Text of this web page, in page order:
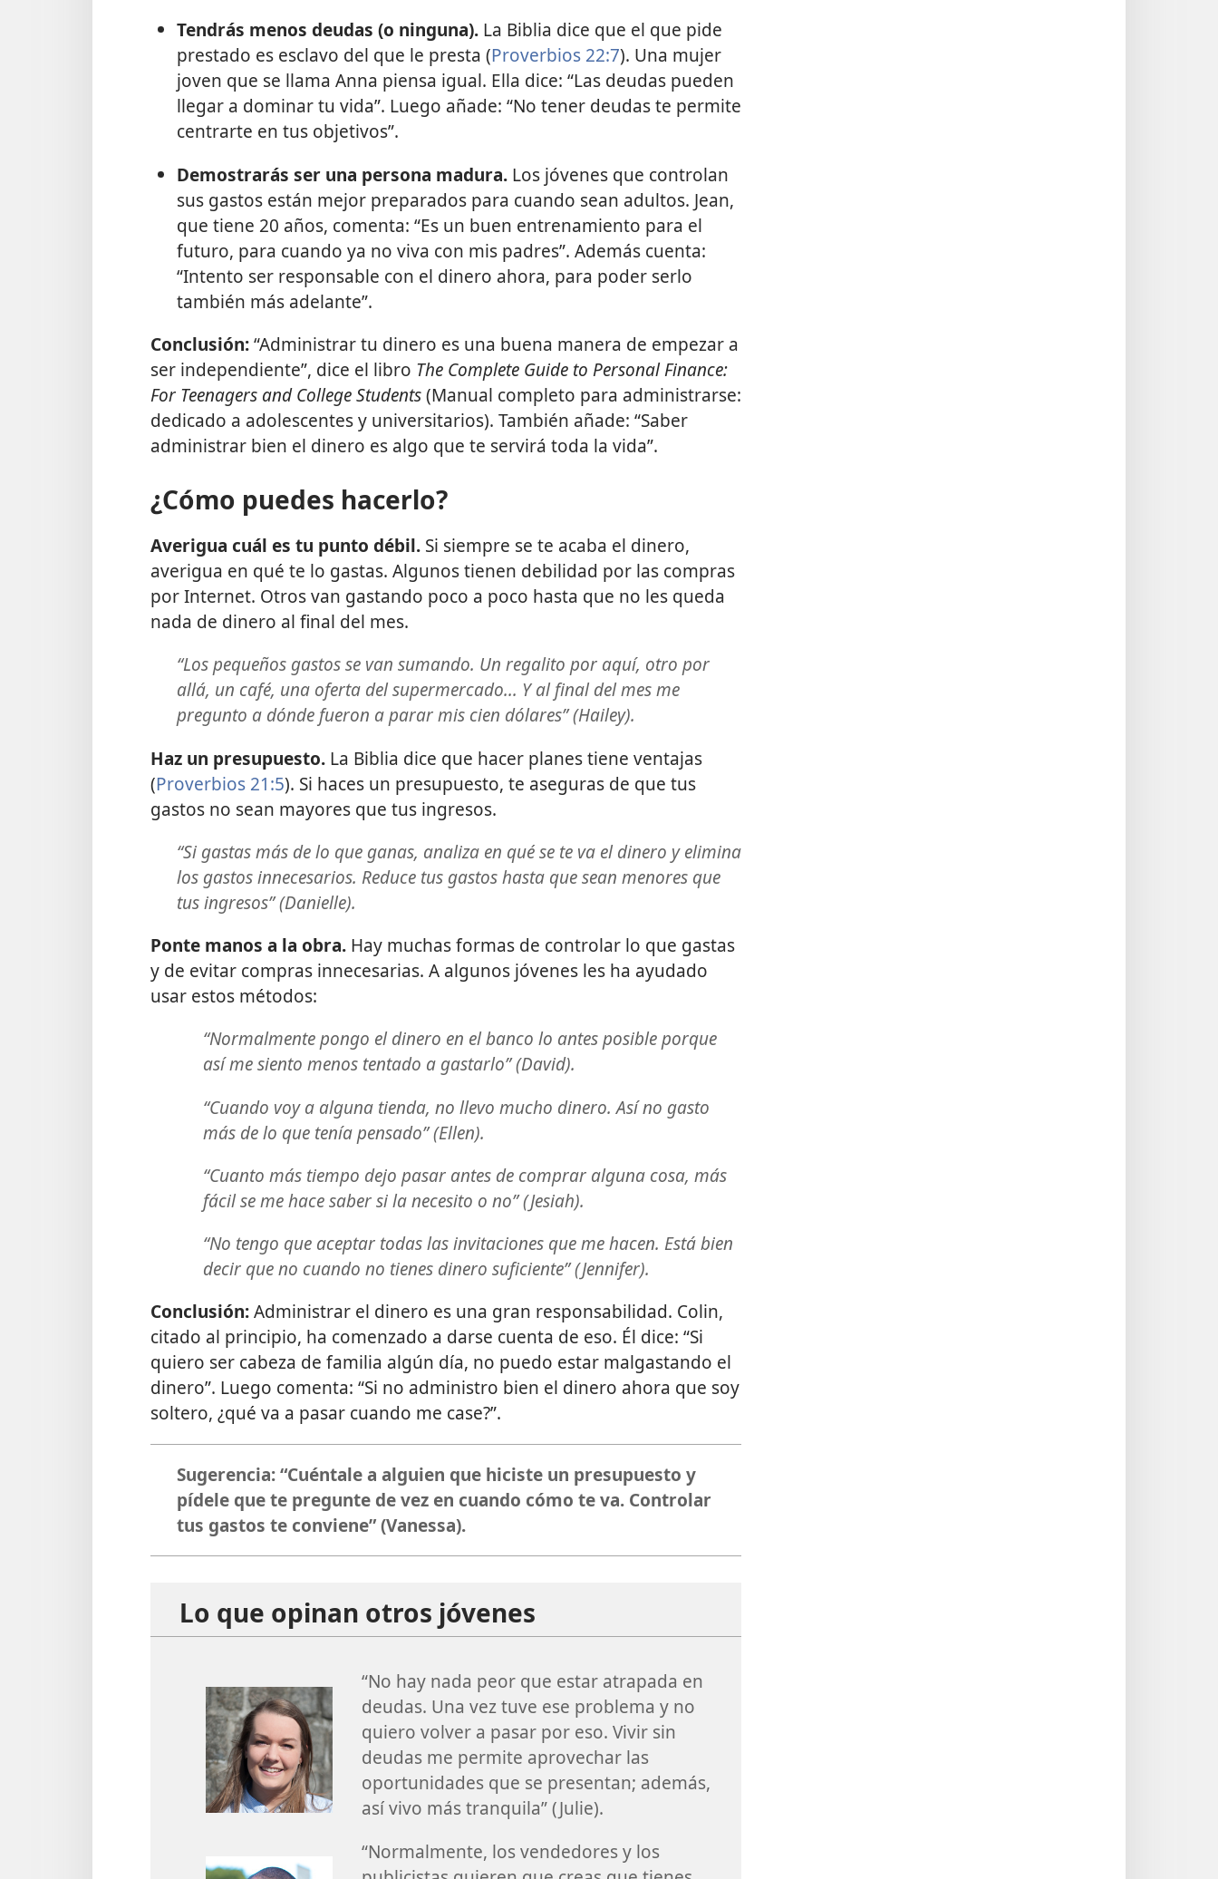
Tendrás menos deudas (o ninguna).La Biblia dice que el que pide
prestado es esclavo del que le presta (Proverbios 22:7). Una mujer
joven que se llama Anna piensa igual. Ella dice: “Las deudas pueden
llegar a dominar tu vida”. Luego añade: “No tener deudas te permite
centrarte en tus objetivos”.
Demostrarás ser una persona madura.Los jóvenes que controlan
sus gastos están mejor preparados para cuando sean adultos. Jean,
que tiene 20 años, comenta: “Es un buen entrenamiento para el
futuro, para cuando ya no viva con mis padres”. Además cuenta:
“Intento ser responsable con el dinero ahora, para poder serlo
también más adelante”.
Conclusión:“Administrar tu dinero es una buena manera de empezar a
ser independiente”, dice el libro The Complete Guide to Personal Finance:
For Teenagers and College Students(Manual completo para administrarse:
dedicado a adolescentes y universitarios). También añade: “Saber
administrar bien el dinero es algo que te servirá toda la vida”.
¿Cómo puedes hacerlo?
Averigua cuál es tu punto débil. Si siempre se te acaba el dinero,
averigua en qué te lo gastas. Algunos tienen debilidad por las compras
por Internet. Otros van gastando poco a poco hasta que no les queda
nada de dinero al final del mes.
“Los pequeños gastos se van sumando. Un regalito por aquí, otro por
allá, un café, una oferta del supermercado... Y al final del mes me
pregunto a dónde fueron a parar mis cien dólares” (Hailey).
Haz un presupuesto. La Biblia dice que hacer planes tiene ventajas
(Proverbios 21:5). Si haces un presupuesto, te aseguras de que tus
gastos no sean mayores que tus ingresos.
“Si gastas más de lo que ganas, analiza en qué se te va el dinero y elimina
los gastos innecesarios. Reduce tus gastos hasta que sean menores que
tus ingresos” (Danielle).
Ponte manos a la obra. Hay muchas formas de controlar lo que gastas
y de evitar compras innecesarias. A algunos jóvenes les ha ayudado
usar estos métodos:
“Normalmente pongo el dinero en el banco lo antes posible porque
así me siento menos tentado a gastarlo” (David).
“Cuando voy a alguna tienda, no llevo mucho dinero. Así no gasto
más de lo que tenía pensado” (Ellen).
“Cuanto más tiempo dejo pasar antes de comprar alguna cosa, más
fácil se me hace saber si la necesito o no” (Jesiah).
“No tengo que aceptar todas las invitaciones que me hacen. Está bien
decir que no cuando no tienes dinero suficiente” (Jennifer).
Conclusión:Administrar el dinero es una gran responsabilidad. Colin,
citado al principio, ha comenzado a darse cuenta de eso. Él dice: “Si
quiero ser cabeza de familia algún día, no puedo estar malgastando el
dinero”. Luego comenta: “Si no administro bien el dinero ahora que soy
soltero, ¿qué va a pasar cuando me case?”.
Sugerencia: “Cuéntale a alguien que hiciste un presupuesto y
pídele que te pregunte de vez en cuando cómo te va. Controlar
tus gastos te conviene” (Vanessa).
Lo que opinan otros jóvenes
“No hay nada peor que estar atrapada en
deudas. Una vez tuve ese problema y no
quiero volver a pasar por eso. Vivir sin
deudas me permite aprovechar las
oportunidades que se presentan; además,
así vivo más tranquila” (Julie).
“Normalmente, los vendedores y los